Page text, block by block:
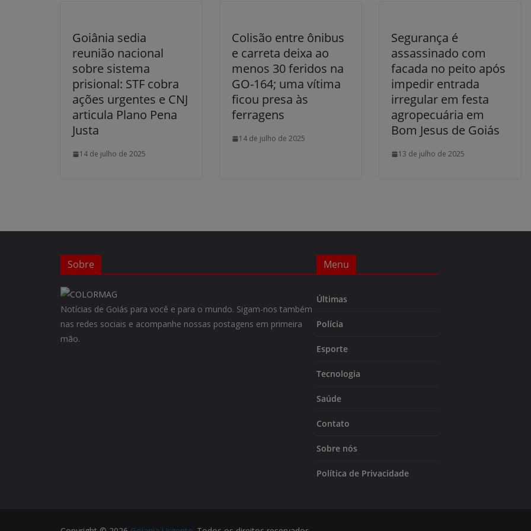
Goiânia sedia
reunião nacional
sobre sistema
prisional: STF cobra
ações urgentes e CNJ
articula Plano Pena
Justa
14 de julho de 2025
Colisão entre ônibus
e carreta deixa ao
menos 30 feridos na
GO-164; uma vítima
ficou presa às
ferragens
14 de julho de 2025
Segurança é
assassinado com
facada no peito após
impedir entrada
irregular em festa
agropecuária em
Bom Jesus de Goiás
13 de julho de 2025
Sobre
Notícias de Goiás para você e para o mundo. Sigam-nos também
nas redes sociais e acompanhe nossas postagens em primeira
mão.
Menu
Últimas
Polícia
Esporte
Tecnologia
Saúde
Contato
Sobre nós
Política de Privacidade